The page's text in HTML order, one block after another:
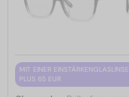
MIT EINER EINSTÄRKENGLASLINSE
PLUS 65 EUR